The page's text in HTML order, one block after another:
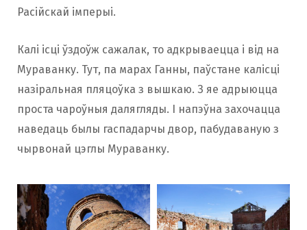
Расійскай імперыі.
Калі ісці ўздоўж сажалак, то адкрываецца і від на
Мураванку. Тут, па марах Ганны, паўстане калісці
назіральная пляцоўка з вышкаю. З яе адрыюцца
проста чароўныя далягляды. І напэўна захочацца
наведаць былы гаспадарчы двор, пабудаваную з
чырвонай цэглы Мураванку.